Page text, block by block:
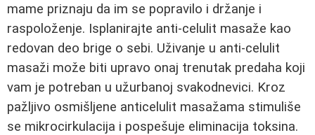
mame priznaju da im se popravilo i držanje i
raspoloženje. Isplanirajte anti-celulit masaže kao
redovan deo brige o sebi. Uživanje u anti-celulit
masaži može biti upravo onaj trenutak predaha koji
vam je potreban u užurbanoj svakodnevici. Kroz
pažljivo osmišljene anticelulit masažama stimuliše
se mikrocirkulacija i pospešuje eliminacija toksina.